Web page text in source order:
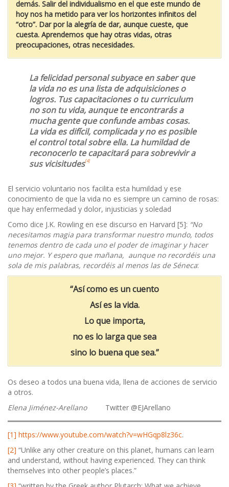
demás. Salir del individualismo en el que este mundo de
hoy nos ha metido para ver los horizontes infinitos del
“otro”. Dar por la alegría de dar, aunque cueste, que
cuesta. Aprendemos que hay otras vidas, otras
preocupaciones, otras necesidades.
La felicidad personal subyace en saber que
la vida no es una lista de adquisiciones o
logros. Tus capacitaciones o tu curriculum
no son tu vida, aunque te encontrarás a
mucha gente que confunde ambas cosas.
La vida es difícil, complicada y no es posible
el control total sobre ella. La humildad de
reconocerlo te capacitará para sobrevivir a
sus vicisitudes[4]
El servicio voluntario nos facilita esta humildad y ese
conocimiento de que la vida no es siempre un camino de rosas:
que hay enfermedad y dolor, injusticias y soledad
Como dice J.K. Rowling en ese discurso en Harvard [5]: “No
necesitamos magia para transformar nuestro mundo, todos
tenemos dentro de cada uno el poder de imaginar y hacer
uno mejor. Y espero que mañana, aunque no recordéis una
sola de mis palabras, recordéis al menos las de Séneca:
“Así como es un cuento
Así es la vida.
Lo que importa,
no es lo larga que sea
sino lo buena que sea.”
Os deseo a todos una buena vida, llena de acciones de servicio
a otros.
Elena Jiménez-Arellano
Twitter @EJArellano
[1] https://www.youtube.com/watch?v=wHGqp8lz36c.
[2] “Unlike any other creature on this planet, humans can learn
and understand, without having experienced. They can think
themselves into other people’s places.”